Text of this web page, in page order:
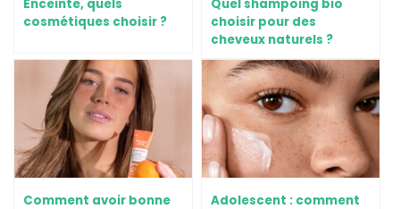
Enceinte, quels
cosmétiques choisir ?
Quel shampoing bio
choisir pour des
cheveux naturels ?
Comment avoir bonne
Adolescent : comment